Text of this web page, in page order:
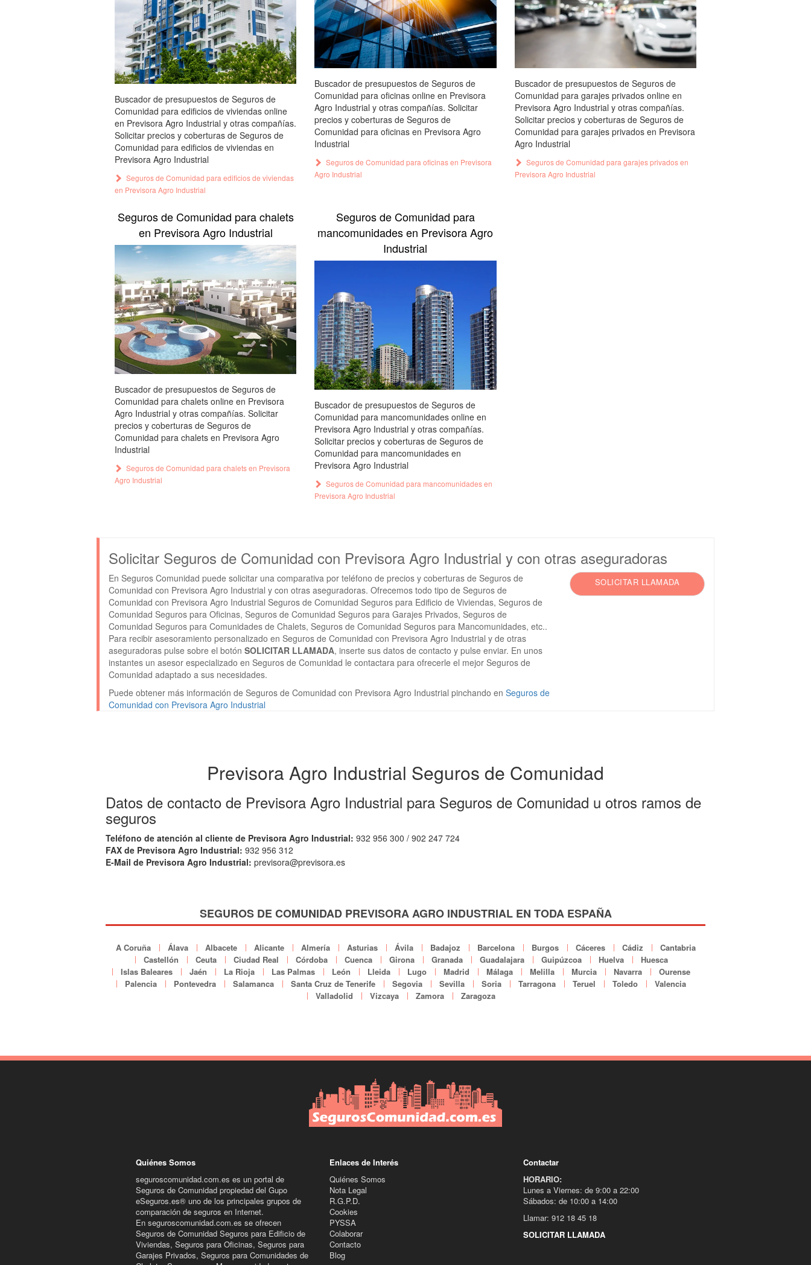
Buscador de presupuestos de Seguros de
Comunidad para edificios de viviendas online
en Previsora Agro Industrial y otras compañías.
Solicitar precios y coberturas de Seguros de
Comunidad para edificios de viviendas en
Previsora Agro Industrial
Seguros de Comunidad para edificios de viviendas
en Previsora Agro Industrial
Buscador de presupuestos de Seguros de
Comunidad para oficinas online en Previsora
Agro Industrial y otras compañías. Solicitar
precios y coberturas de Seguros de
Comunidad para oficinas en Previsora Agro
Industrial
Seguros de Comunidad para oficinas en Previsora
Agro Industrial
Buscador de presupuestos de Seguros de
Comunidad para garajes privados online en
Previsora Agro Industrial y otras compañías.
Solicitar precios y coberturas de Seguros de
Comunidad para garajes privados en Previsora
Agro Industrial
Seguros de Comunidad para garajes privados en
Previsora Agro Industrial
Seguros de Comunidad para chalets
en Previsora Agro Industrial
Buscador de presupuestos de Seguros de
Comunidad para chalets online en Previsora
Agro Industrial y otras compañías. Solicitar
precios y coberturas de Seguros de
Comunidad para chalets en Previsora Agro
Industrial
Seguros de Comunidad para chalets en Previsora
Agro Industrial
Seguros de Comunidad para
mancomunidades en Previsora Agro
Industrial
Buscador de presupuestos de Seguros de
Comunidad para mancomunidades online en
Previsora Agro Industrial y otras compañías.
Solicitar precios y coberturas de Seguros de
Comunidad para mancomunidades en
Previsora Agro Industrial
Seguros de Comunidad para mancomunidades en
Previsora Agro Industrial
Solicitar Seguros de Comunidad con Previsora Agro Industrial y con otras aseguradoras
En Seguros Comunidad puede solicitar una comparativa por teléfono de precios y coberturas de Seguros de
Comunidad con Previsora Agro Industrial y con otras aseguradoras. Ofrecemos todo tipo de Seguros de
Comunidad con Previsora Agro Industrial Seguros de Comunidad Seguros para Edificio de Viviendas, Seguros de
Comunidad Seguros para Oficinas, Seguros de Comunidad Seguros para Garajes Privados, Seguros de
Comunidad Seguros para Comunidades de Chalets, Seguros de Comunidad Seguros para Mancomunidades, etc..
Para recibir asesoramiento personalizado en Seguros de Comunidad con Previsora Agro Industrial y de otras
aseguradoras pulse sobre el botón SOLICITAR LLAMADA, inserte sus datos de contacto y pulse enviar. En unos
instantes un asesor especializado en Seguros de Comunidad le contactara para ofrecerle el mejor Seguros de
Comunidad adaptado a sus necesidades.
Puede obtener más información de Seguros de Comunidad con Previsora Agro Industrial pinchando en Seguros de
Comunidad con Previsora Agro Industrial
SOLICITAR LLAMADA
Previsora Agro Industrial Seguros de Comunidad
Datos de contacto de Previsora Agro Industrial para Seguros de Comunidad u otros ramos de
seguros
Teléfono de atención al cliente de Previsora Agro Industrial: 932 956 300 / 902 247 724
FAX de Previsora Agro Industrial: 932 956 312
E-Mail de Previsora Agro Industrial: previsora@previsora.es
SEGUROS DE COMUNIDAD PREVISORA AGRO INDUSTRIAL EN TODA ESPAÑA
A Coruña Álava Albacete Alicante Almería Asturias Ávila Badajoz Barcelona Burgos Cáceres Cádiz
Cantabria
Castellón
Ceuta Ciudad Real Córdoba Cuenca Girona Granada Guadalajara Guipúzcoa Huelva
Huesca
Islas Baleares
Jaén La Rioja Las Palmas León Lleida Lugo Madrid Málaga Melilla Murcia Navarra
Ourense
Palencia
Pontevedra Salamanca Santa Cruz de Tenerife Segovia Sevilla Soria Tarragona Teruel Toledo
Valencia
Valladolid
Vizcaya Zamora Zaragoza
Quiénes Somos
seguroscomunidad.com.es es un portal de
Seguros de Comunidad propiedad del Gupo
eSeguros.es® uno de los principales grupos de
comparación de seguros en Internet.
En seguroscomunidad.com.es se ofrecen
Seguros de Comunidad Seguros para Edificio de
Viviendas, Seguros para Oficinas, Seguros para
Garajes Privados, Seguros para Comunidades de
Enlaces de Interés
Quiénes Somos
Nota Legal
R.G.P.D.
Cookies
PYSSA
Colaborar
Contacto
Blog
Contactar
HORARIO:
Lunes a Viernes: de 9:00 a 22:00
Sábados: de 10:00 a 14:00
Llamar: 912 18 45 18
SOLICITAR LLAMADA